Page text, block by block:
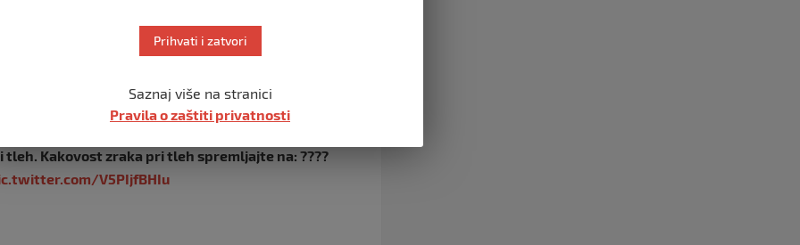
vremenski sistemi sa jakim vjetrovima. Do Starog
zapadnog Mediterana i sjeverne Afrike.
dana, možda ga odnesu jaki vjetrovi ili ga odnesu
je prah še na višini, v naslednjih dneh pa
Kakovost zraka pri tleh spremljajte na: ????
V5PIjfBHIu
Prihvati i zatvori
Saznaj više na stranici
Pravila o zaštiti privatnosti